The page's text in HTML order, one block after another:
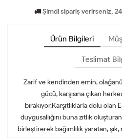
Şimdi sipariş verirseniz,
Ürün Bilgileri
Teslimat
Zarif ve kendinden emin,
gücü, karşısına çıkan
bırakıyor.Karşıtlıklarla dolu olan
duygusallığını buna zıtlık
birleştirerek bağımlılık yaratan, şık,